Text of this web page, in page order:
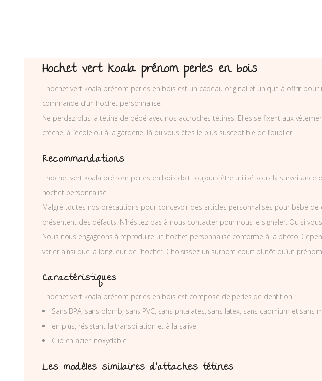
Hochet vert koala prénom perles en bois
L’hochet vert koala prénom perles en bois est un cadeau original et unique à offrir
commande d’un hochet personnalisé.
Ne perdez plus la tétine de bébé avec nos accroches tétines. Elles se fixent aux
crèche, à l’école ou à la garderie, là ou vous êtes le plus susceptible de l’oublier.
Recommandations
L’hochet vert koala prénom perles en bois doit toujours être utilisé sous la
hochet personnalisé.
Malgré toutes nos précautions pour concevoir des articles personnalisés pour bébé
présentent des défauts. N’hésitez pas à nous contacter pour nous le signaler. Ou si
Nous nous engageons à reproduire un hochet personnalisé conforme à la photo.
varier ainsi que la longueur de l’hochet. Choisissez un surnom court plutôt qu’un
Caractéristiques
L’hochet vert koala prénom perles en bois est composé de perles de dentition :
Sans BPA, sans plomb, sans PVC, sans phtalates, sans latex, sans cadmium et sans
en plus, résistant la transpiration et à la salive
Clip en acier inoxydable
Les modèles similaires d’attaches tétines